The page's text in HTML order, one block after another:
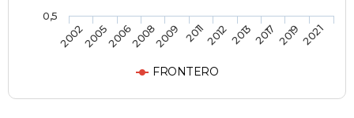
FRONTERO
20022005200620082009 2011201220132017 20192021
0,5